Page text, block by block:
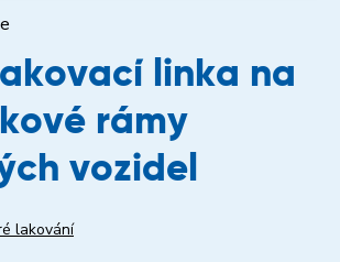
linka na
rámy
vozidel
lakování